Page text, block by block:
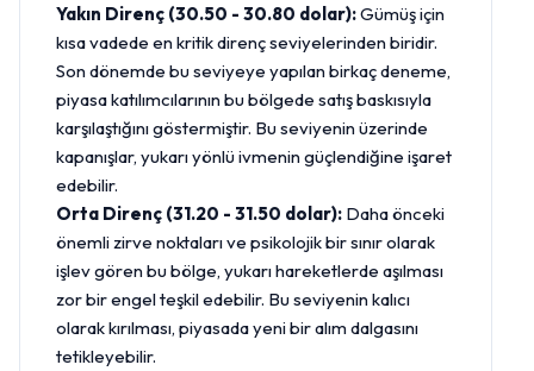
Yakın Direnç (30.50 - 30.80 dolar):Gümüş için
kısa vadede en kritik direnç seviyelerinden biridir.
Son dönemde bu seviyeye yapılan birkaç deneme,
piyasa katılımcılarının bu bölgede satış baskısıyla
karşılaştığını göstermiştir. Bu seviyenin üzerinde
kapanışlar, yukarı yönlü ivmenin güçlendiğine işaret
edebilir.
Orta Direnç (31.20 - 31.50 dolar): Daha önceki
önemli zirve noktaları ve psikolojik bir sınır olarak
işlev gören bu bölge, yukarı hareketlerde aşılması
zor bir engel teşkil edebilir. Bu seviyenin kalıcı
olarak kırılması, piyasada yeni bir alım dalgasını
tetikleyebilir.